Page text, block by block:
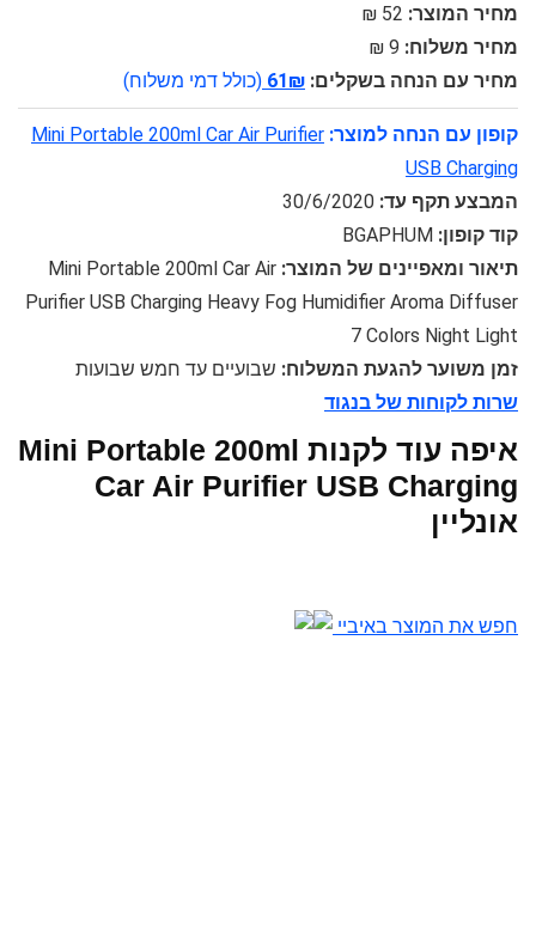
מחיר המוצר: 52 ₪
מחיר משלוח: 9 ₪
מחיר עם הנחה בשקלים: 61₪ (כולל דמי משלוח)
קופון עם הנחה למוצר: Mini Portable 200ml Car Air Purifier
USB Charging
המבצע תקף עד: 30/6/2020
קוד קופון: BGAPHUM
תיאור ומאפיינים של המוצר: Mini Portable 200ml Car Air
Purifier USB Charging Heavy Fog Humidifier Aroma Diffuser
7 Colors Night Light
זמן משוער להגעת המשלוח: שבועיים עד חמש שבועות
שרות לקוחות של בנגוד
איפה עוד לקנות Mini Portable 200ml
Car Air Purifier USB Charging
אונליין
חפש את המוצר באיביי